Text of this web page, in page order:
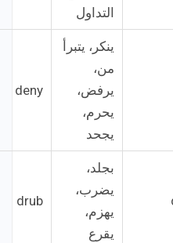
التداول
ينكر، يتبرأ
من،
يرفض،
يحرم،
يجحد
deny
بجلد،
يضرب،
يهزم،
يقرع
drub